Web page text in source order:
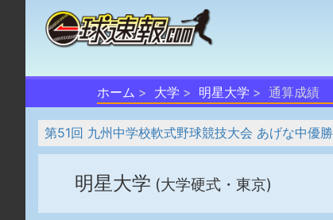
ホーム 大学 明星大学 通算成績
第51回 九州中学校軟式野球競技大会 あげな中優勝
明星大学 (大学硬式・東京)